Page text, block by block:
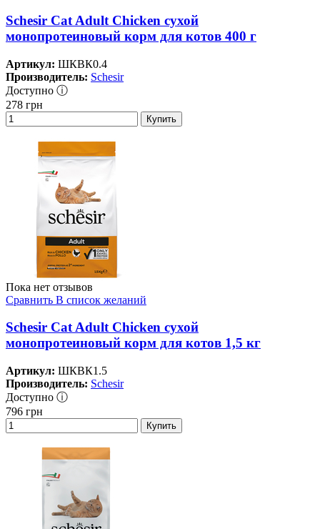
Schesir Cat Adult Chicken сухой
монопротеиновый корм для котов 400 г
Артикул: ШКВК0.4
Производитель: Schesir
Доступно ⓘ
278 грн
Купить
Пока нет отзывов
Сравнить В список желаний
Schesir Cat Adult Chicken сухой
монопротеиновый корм для котов 1,5 кг
Артикул: ШКВК1.5
Производитель: Schesir
Доступно ⓘ
796 грн
Купить